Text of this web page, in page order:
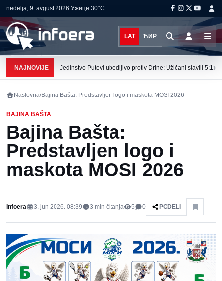
nedelja, 9. avgust 2026.Ужице 30°C
LAT ЋИР
NAJNOVIJE Jedinstvo Putevi ubedljivo protiv Drine: Užičani slavili 5:1›
Naslovna/Bajina Bašta: Predstavljen logo i maskota MOSI 2026
BAJINA BAŠTA
Bajina Bašta:
Predstavljen logo i
maskota MOSI 2026
Infoera 3. jun 2026. 08:39 3 min čitanja 5 0 PODELI